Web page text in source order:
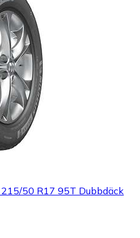
50 R17 95T Dubbdäck